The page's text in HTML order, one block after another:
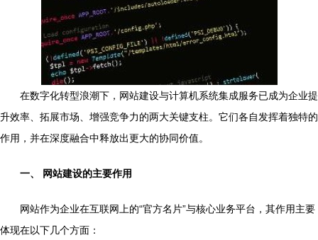
在数字化转型浪潮下，网站建设与计算机系统集成服务已成为企业提
升效率、拓展市场、增强竞争力的两大关键支柱。它们各自发挥着独特的
作用，并在深度融合中释放出更大的协同价值。
一、 网站建设的主要作用
网站作为企业在互联网上的“官方名片”与核心业务平台，其作用主要
体现在以下几个方面：